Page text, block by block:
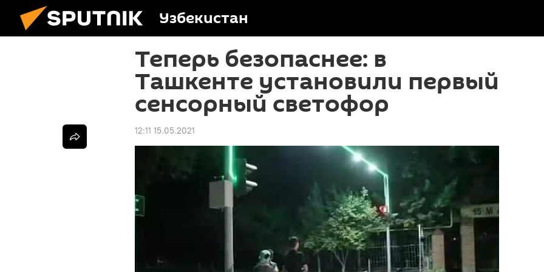
Узбекистан
Теперь безопаснее: в
Ташкенте установили первый
сенсорный светофор
12:11 15.05.2021